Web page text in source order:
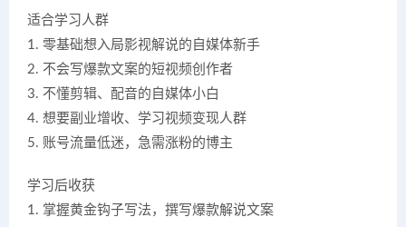
适合学习人群
1. 零基础想入局影视解说的自媒体新手
2. 不会写爆款文案的短视频创作者
3. 不懂剪辑、配音的自媒体小白
4. 想要副业增收、学习视频变现人群
5. 账号流量低迷，急需涨粉的博主
学习后收获
1. 掌握黄金钩子写法，撰写爆款解说文案